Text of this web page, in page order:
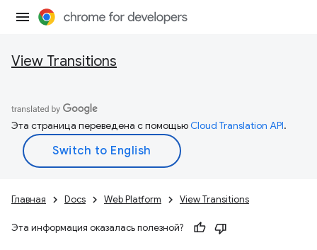
View Transitions
Эта страница переведена с помощьюCloud Translation API.
Главная Docs Web Platform View Transitions
Эта информация оказалась полезной?